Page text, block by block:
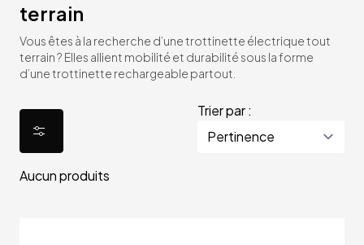
terrain
Vous êtes à la recherche d’une trottinette électrique tout
terrain ? Elles allient mobilité et durabilité sous la forme
d’une trottinette rechargeable partout.
Trier par :
Aucun produits